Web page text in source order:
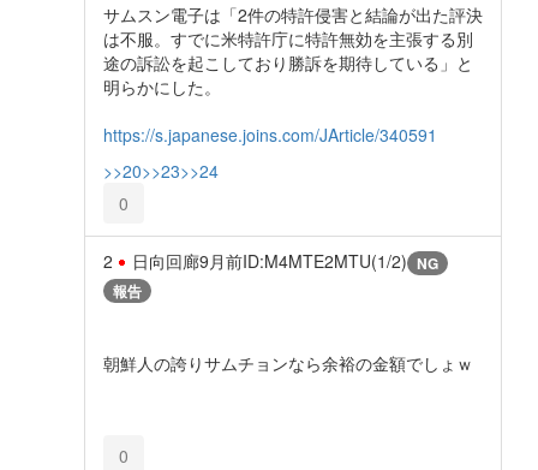
サムスン電子は「2件の特許侵害と結論が出た評決
は不服。すでに米特許庁に特許無効を主張する別
途の訴訟を起こしており勝訴を期待している」と
明らかにした。
https://s.japanese.joins.com/JArticle/340591
>>20>>23>>24
0
2 日向回廊9月前ID:M4MTE2MTU(1/2) NG
報告
朝鮮人の誇りサムチョンなら余裕の金額でしょｗ
0